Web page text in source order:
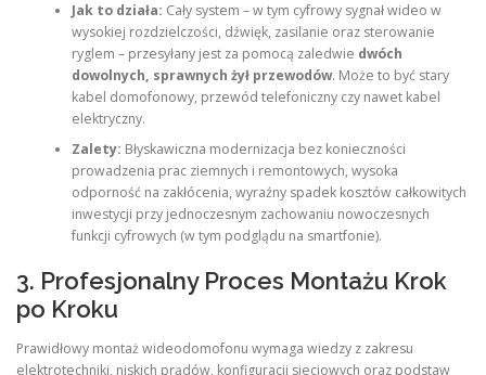
Jak to działa: Cały system – w tym cyfrowy sygnał wideo w
wysokiej rozdzielczości, dźwięk, zasilanie oraz sterowanie
ryglem – przesyłany jest za pomocą zaledwie dwóch
dowolnych, sprawnych żył przewodów. Może to być stary
kabel domofonowy, przewód telefoniczny czy nawet kabel
elektryczny.
Zalety: Błyskawiczna modernizacja bez konieczności
prowadzenia prac ziemnych i remontowych, wysoka
odporność na zakłócenia, wyraźny spadek kosztów całkowitych
inwestycji przy jednoczesnym zachowaniu nowoczesnych
funkcji cyfrowych (w tym podglądu na smartfonie).
3. Profesjonalny Proces Montażu Krok
po Kroku
Prawidłowy montaż wideodomofonu wymaga wiedzy z zakresu
elektrotechniki, niskich prądów, konfiguracji sieciowych oraz podstaw